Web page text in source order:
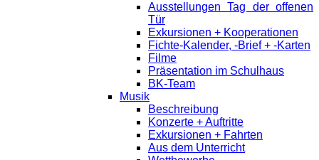
Ausstellungen Tag der offenen
Tür
Exkursionen + Kooperationen
Fichte-Kalender, -Brief + -Karten
Filme
Präsentation im Schulhaus
BK-Team
Musik
Beschreibung
Konzerte + Auftritte
Exkursionen + Fahrten
Aus dem Unterricht